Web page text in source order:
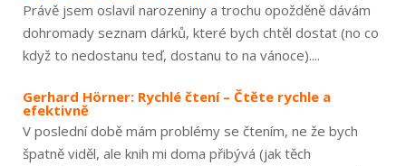
Právě jsem oslavil narozeniny a trochu opožděně dávám
dohromady seznam dárků, které bych chtěl dostat (no co
když to nedostanu teď, dostanu to na vánoce)....
Gerhard Hörner: Rychlé čtení – Čtěte rychle a
efektivně
V poslední době mám problémy se čtením, ne že bych
špatně viděl, ale knih mi doma přibývá (jak těch